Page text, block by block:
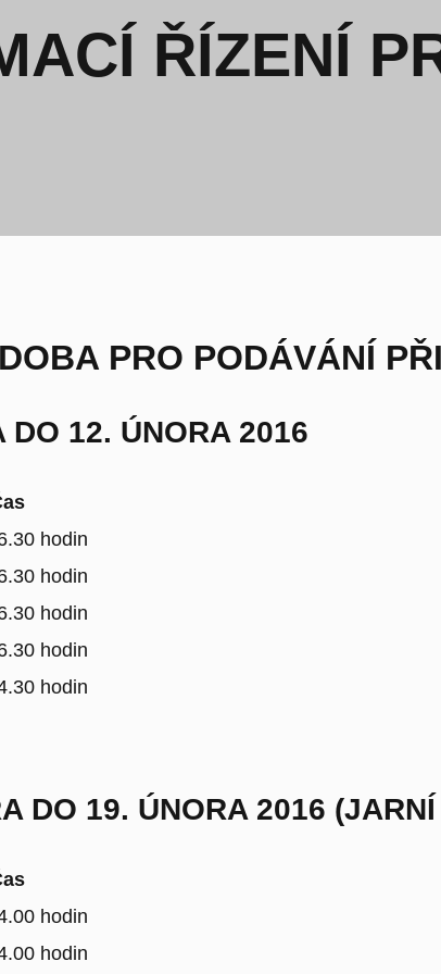
ŘÍZENÍ
PRO PODÁVÁNÍ
DO 12. ÚNORA 2016
hodin
hodin
hodin
hodin
hodin
DO 19. ÚNORA 2016
hodin
hodin